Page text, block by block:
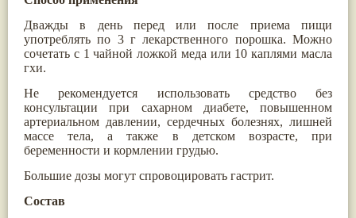
Дважды в день перед или после приема пищи
употреблять по 3 г лекарственного порошка. Можно
сочетать с 1 чайной ложкой меда или 10 каплями масла
гхи.
Не рекомендуется использовать средство без
консультации при сахарном диабете, повышенном
артериальном давлении, сердечных болезнях, лишней
массе тела, а также в детском возрасте, при
беременности и кормлении грудью.
Большие дозы могут спровоцировать гастрит.
Состав
Ашока(9)
Данти(9)
Мурва(9)
Птерокарпус мешковидный(9)
Юстиция сосудистая/Васака
Жасмин(8)
Каранджа(8)
Касторовое масло (8)
Кутаки
(8)
Мята(8)
more...